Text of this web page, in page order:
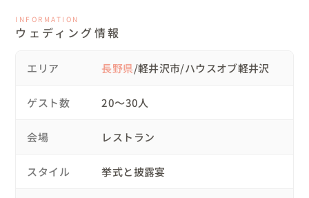
心から味わっていただきたいと思い、軽井沢のハウスオブ
軽井沢(オーベルジュ)をご提案しました。
んに使ったお料理を提供されるため、ゆっくりとお食事も
森に囲まれた中、ナチュラルにお洒落で可愛いけど甘すぎ
会場装花、ブーケ、ケーキなど大人っぽい色味で作らせて
INFORMATION
ウェディング情報
エリア 長野県/軽井沢市/ハウスオブ軽井沢
ゲスト数 20〜30人
会場 レストラン
スタイル 挙式と披露宴